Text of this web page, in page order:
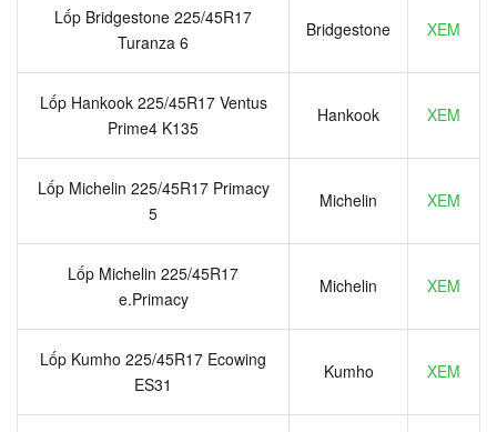
Lốp Bridgestone 225/45R17
Turanza 6
Bridgestone XEM
Lốp Hankook 225/45R17 Ventus
Prime4 K135
Hankook XEM
Lốp Michelin 225/45R17 Primacy
5
Michelin XEM
Lốp Michelin 225/45R17
e.Primacy
Michelin XEM
Lốp Kumho 225/45R17 Ecowing
ES31
Kumho XEM